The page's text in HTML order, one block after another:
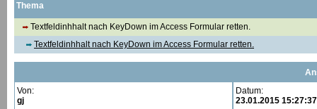
Thema
Textfeldinhhalt nach KeyDown im Access Formular retten.
Textfeldinhhalt nach KeyDown im Access Formular retten.
Von:
gj
Datum:
23.01.2015 15:27:37